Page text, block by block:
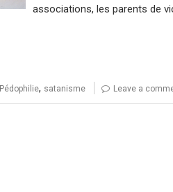
associations, les parents de
Pédophilie, satanisme Leave a